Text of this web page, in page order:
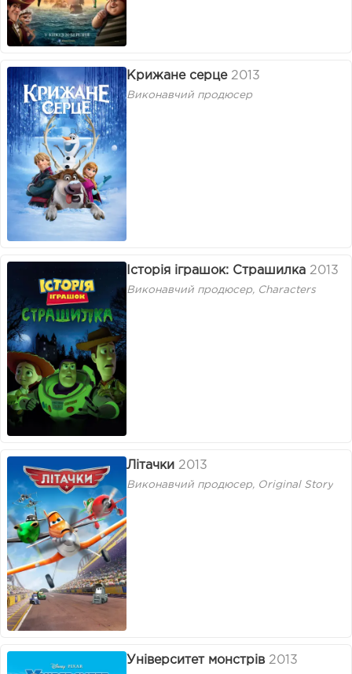
Крижане серце 2013
Виконавчий продюсер
Історія іграшок: Страшилка 2013
Виконавчий продюсер, Characters
Літачки 2013
Виконавчий продюсер, Original Story
Університет монстрів 2013